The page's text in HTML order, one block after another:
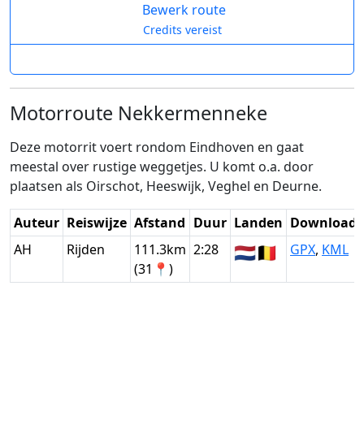
Bewerk route
Credits vereist
Motorroute Nekkermenneke
Deze motorrit voert rondom Eindhoven en gaat
meestal over rustige weggetjes. U komt o.a. door
plaatsen als Oirschot, Heeswijk, Veghel en Deurne.
Auteur Reiswijze Afstand Duur Landen Download
AH
Rijden
111.3km
(31📍)
2:28 🇳🇱🇧🇪 GPX, KML